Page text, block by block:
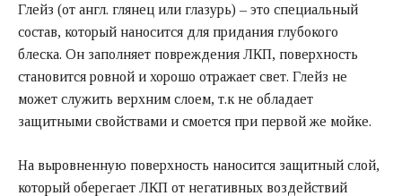
Глейз (от англ. глянец или глазурь) – это специальный
состав, который наносится для придания глубокого
блеска. Он заполняет повреждения ЛКП, поверхность
становится ровной и хорошо отражает свет. Глейз не
может служить верхним слоем, т.к не обладает
защитными свойствами и смоется при первой же мойке.
На выровненную поверхность наносится защитный слой,
который оберегает ЛКП от негативных воздействий